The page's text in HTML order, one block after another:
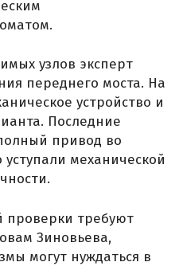
узлов эксперт
переднего моста. На
устройство и
Последние
привод во
механической
проверки требуют
Зиновьева,
могут нуждаться в